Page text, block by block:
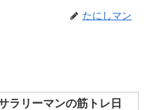
たにしマン
ラリーマンの筋トレ日